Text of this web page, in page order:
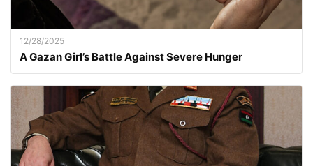
12/28/2025
A Gazan Girl’s Battle Against Severe Hunger